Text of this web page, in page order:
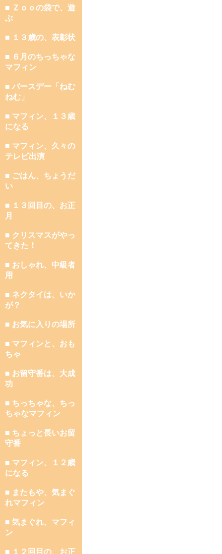
■ Ｚｏｏの袋で、遊
ぶ
■ １３歳の、表彰状
■ ６月のちっちゃな
マフィン
■ バースデー「ねむ
ねむ」
■ マフィン、１３歳
になる
■ マフィン、久々の
テレビ出演
■ ごはん、ちょうだ
い
■ １３回目の、お正
月
■ クリスマスがやっ
てきた！
■ おしゃれ、中級者
用
■ ネクタイは、いか
が？
■ お気に入りの場所
■ マフィンと、おも
ちゃ
■ お留守番は、大成
功
■ ちっちゃな、ちっ
ちゃなマフィン
■ ちょっと長いお留
守番
■ マフィン、１２歳
になる
■ またもや、気まぐ
れマフィン
■ 気まぐれ、マフィ
ン
■ １２回目の、お正